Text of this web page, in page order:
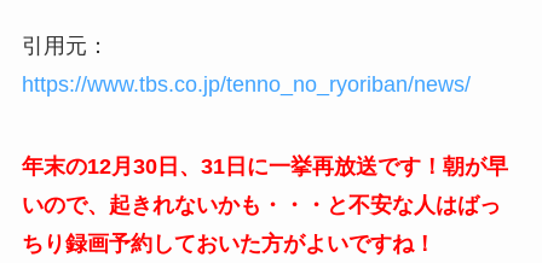
引用元：
https://www.tbs.co.jp/tenno_no_ryoriban/news/
年末の12月30日、31日に一挙再放送です！朝が早
いので、起きれないかも・・・と不安な人はばっ
ちり録画予約しておいた方がよいですね！